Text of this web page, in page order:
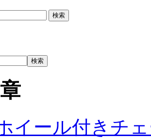
検索
イール付きチ